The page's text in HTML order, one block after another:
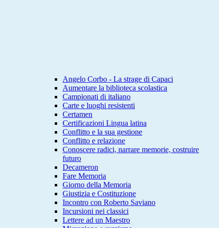
Angelo Corbo - La strage di Capaci
Aumentare la biblioteca scolastica
Campionati di italiano
Carte e luoghi resistenti
Certamen
Certificazioni Lingua latina
Conflitto e la sua gestione
Conflitto e relazione
Conoscere radici, narrare memorie, costruire
futuro
Decameron
Fare Memoria
Giorno della Memoria
Giustizia e Costituzione
Incontro con Roberto Saviano
Incursioni nei classici
Lettere ad un Maestro